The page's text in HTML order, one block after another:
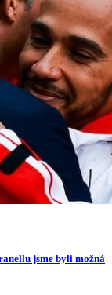
jsme byli možná